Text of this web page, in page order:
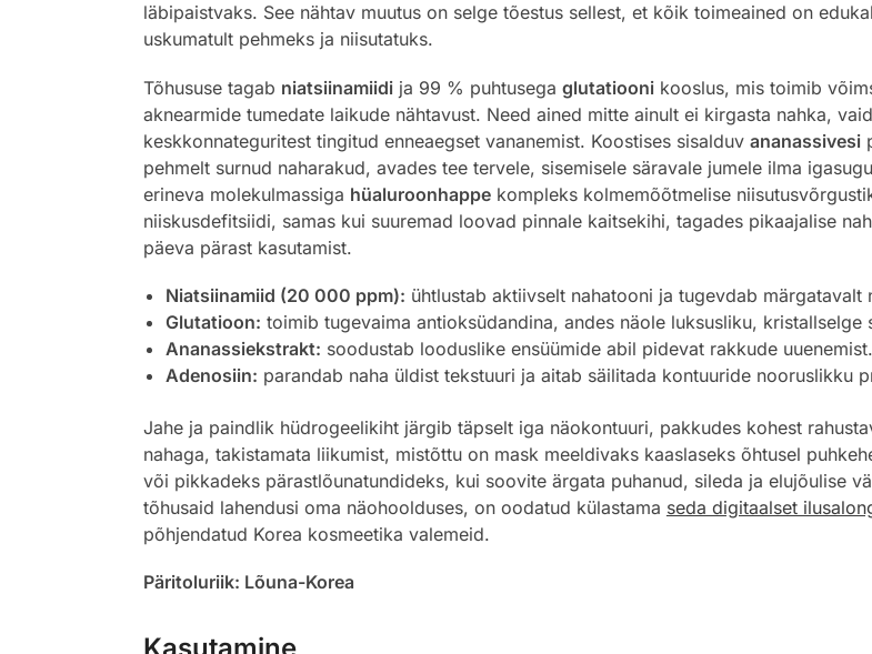
läbipaistvaks. See nähtav muutus on selge tõestus sellest, et kõik toimeained on
uskumatult pehmeks ja niisutatuks.
Tõhususe tagab niatsiinamiidija 99 % puhtusega glutatioonikooslus, mis toimib
aknearmide tumedate laikude nähtavust. Need ained mitte ainult ei kirgasta nahka,
keskkonnateguritest tingitud enneaegset vananemist. Koostises sisalduv ananassivesi
pehmelt surnud naharakud, avades tee tervele, sisemisele säravale jumele ilma
erineva molekulmassiga hüaluroonhappekompleks kolmemõõtmelise
niiskusdefitsiidi, samas kui suuremad loovad pinnale kaitsekihi, tagades pikaajalise
päeva pärast kasutamist.
Niatsiinamiid (20 000 ppm): ühtlustab aktiivselt nahatooni ja tugevdab märgatavalt
Glutatioon: toimib tugevaima antioksüdandina, andes näole luksusliku, kristallselge
Ananassiekstrakt: soodustab looduslike ensüümide abil pidevat rakkude uuenemist.
Adenosiin: parandab naha üldist tekstuuri ja aitab säilitada kontuuride nooruslikku
Jahe ja paindlik hüdrogeelikiht järgib täpselt iga näokontuuri, pakkudes kohest
nahaga, takistamata liikumist, mistõttu on mask meeldivaks kaaslaseks õhtusel
või pikkadeks pärastlõunatundideks, kui soovite ärgata puhanud, sileda ja elujõulise
tõhusaid lahendusi oma näohoolduses, on oodatud külastama seda digitaalset
põhjendatud Korea kosmeetika valemeid.
Päritoluriik: Lõuna-Korea